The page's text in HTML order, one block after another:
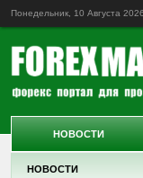
Понедельник, 10 Августа
НОВОСТИ
НОВОСТИ